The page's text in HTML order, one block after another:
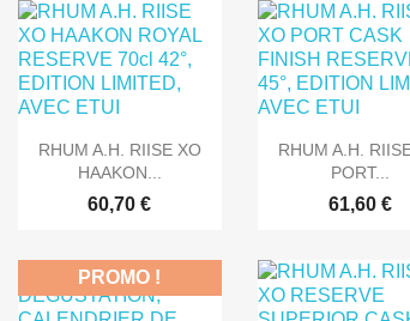
 Aperçu rapide
RHUM A.H. RIISE XO
HAAKON...
60,70 €
 Aperçu
RHUM A.H.
PORT...
61,60 €
PROMO !